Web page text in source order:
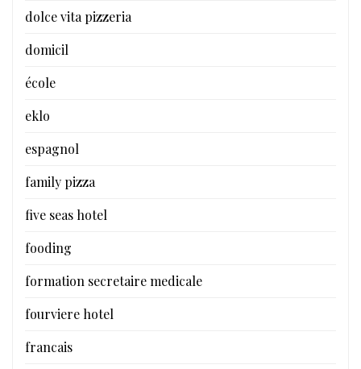
dolce vita pizzeria
domicil
école
eklo
espagnol
family pizza
five seas hotel
fooding
formation secretaire medicale
fourviere hotel
francais